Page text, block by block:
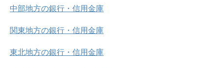
中部地方の銀行・信用金庫
関東地方の銀行・信用金庫
東北地方の銀行・信用金庫